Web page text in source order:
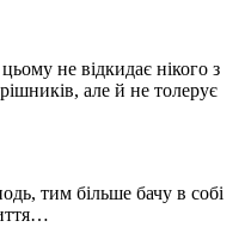
не відкидає нікого з
але й не толерує
тим більше бачу в собі